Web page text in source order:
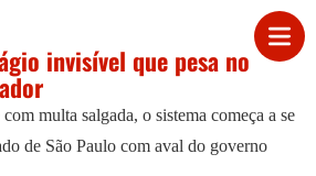
invisível que pesa no
multa salgada, o sistema começa a se
de São Paulo com aval do governo